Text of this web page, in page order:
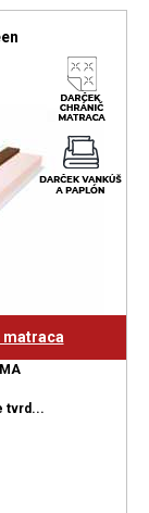
matraca
tvrd...